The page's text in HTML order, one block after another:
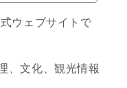
ウェブサイトで
、文化、観光情報